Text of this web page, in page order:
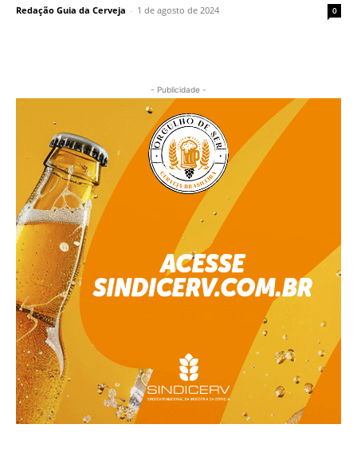
Redação Guia da Cerveja - 1 de agosto de 2024 0
- Publicidade -